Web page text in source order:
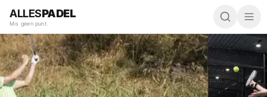
ALLESPADEL
Mis geen punt.